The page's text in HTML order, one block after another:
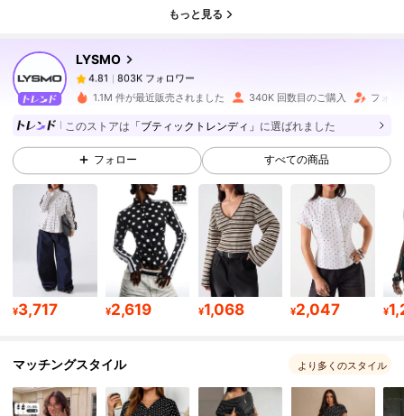
もっと見る
LYSMO
4.81
803K フォロワー
y***nは1日前に購入しました
4.81 803K フォロワー
4.81 803K フォロワー
803K フォロワー
803K フォロワー
4.81 803K フォロワー
1.1M 件が最近販売されました 340K 回数目のご購入 フォロ
このストアは 「ブティックトレンディ」 に選ばれました
フォロー すべての商品
¥3,717 ¥2,619 ¥1,068 ¥2,047 ¥
マッチングスタイル より多くのスタイル